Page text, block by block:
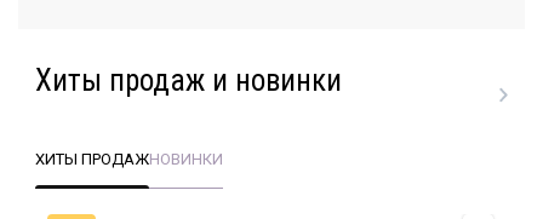
Хиты продаж и новинки
ХИТЫ ПРОДАЖНОВИНКИ